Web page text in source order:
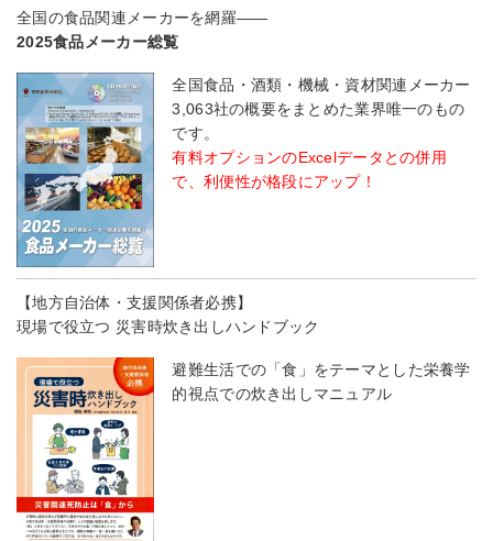
全国の食品関連メーカーを網羅――
2025食品メーカー総覧
全国食品・酒類・機械・資材関連メーカー
3,063社の概要をまとめた業界唯一のもの
です。
有料オプションのExcelデータとの併用
で、利便性が格段にアップ！
【地方自治体・支援関係者必携】
現場で役立つ 災害時炊き出しハンドブック
避難生活での「食」をテーマとした栄養学
的視点での炊き出しマニュアル